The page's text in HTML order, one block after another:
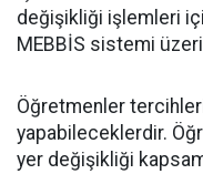
değişikliği işlemleri
MEBBİS sistemi
Öğretmenler
yapabileceklerdir.
yer değişikliği